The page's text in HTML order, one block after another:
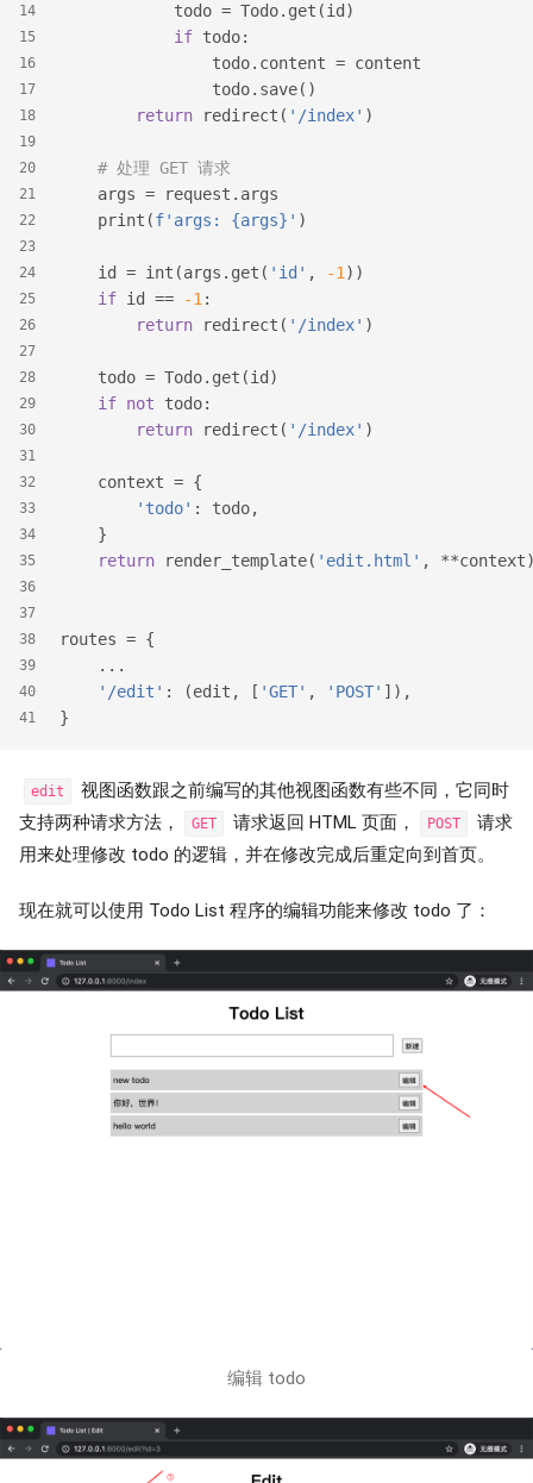
14
15
16
17
18
19
20
21
22
23
24
25
26
27
28
29
30
31
32
33
34
35
36
37
38
39
40
41
            todo = Todo.get(id)
if todo:
                todo.content = content
                todo.save()
return redirect( '/index' )
# 处理 GET 请求
    args = request.args
    print(
f'args: {args} ' )
    id = int(args.get(
'id' , -1 ))
if id == -1 :
return redirect( '/index' )
    todo = Todo.get(id)
if not todo:
return redirect( '/index' )
    context = {
'todo' : todo,
    }
return render_template( 'edit.html' ,
routes = {
    ...
'/edit' : (edit, [ 'GET' , 'POST' ]),
}
edit
视图函数跟之前编写的其他视图函数有些不同，它同时
支持两种请求方法，
GET 请求返回 HTML 页面， POST
请求
用来处理修改 todo 的逻辑，并在修改完成后重定向到首页。
现在就可以使用 Todo List 程序的编辑功能来修改 todo 了：
编辑 todo